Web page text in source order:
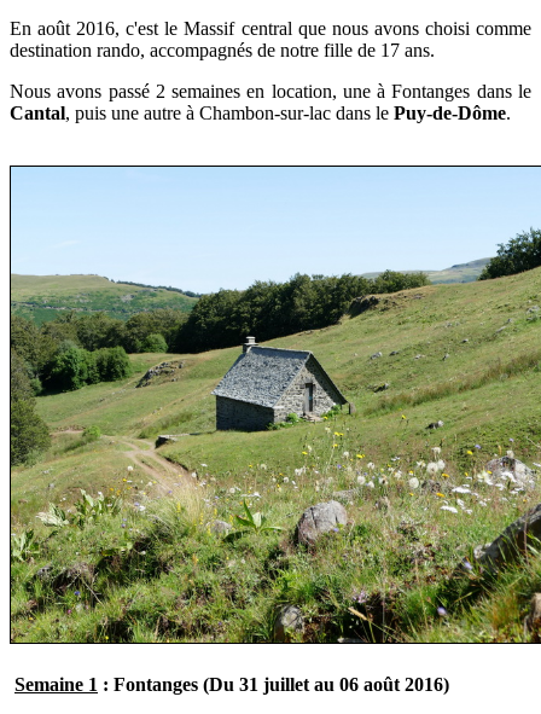
En août 2016, c'est le Massif central que nous avons choisi comme
destination rando, accompagnés de notre fille de 17 ans.
Nous avons passé 2 semaines en location, une à Fontanges dans le
Cantal, puis une autre à Chambon-sur-lac dans le Puy-de-Dôme.
Semaine 1 : Fontanges (Du 31 juillet au 06 août 2016)